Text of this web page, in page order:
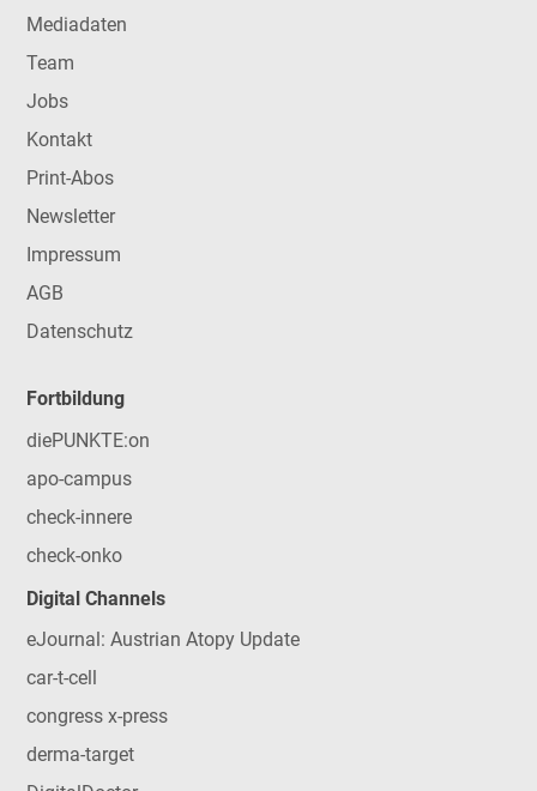
Mediadaten
Team
Jobs
Kontakt
Print-Abos
Newsletter
Impressum
AGB
Datenschutz
Fortbildung
diePUNKTE:on
apo-campus
check-innere
check-onko
Digital Channels
eJournal: Austrian Atopy Update
car-t-cell
congress x-press
derma-target